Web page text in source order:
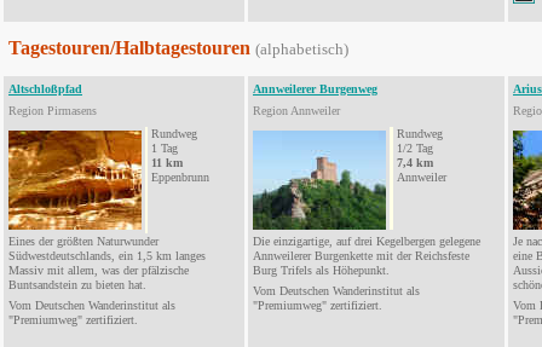
Tagestouren/Halbtagestouren (alphabetisch)
Altschloßpfad
Region Pirmasens
Rundweg
1 Tag
11 km
Eppenbrunn
Eines der größten Naturwunder
Südwestdeutschlands, ein 1,5 km langes
Massiv mit allem, was der pfälzische
Buntsandstein zu bieten hat.
Vom Deutschen Wanderinstitut als
"Premiumweg" zertifiziert.
Annweilerer Burgenweg
Region Annweiler
Rundweg
1/2 Tag
7,4 km
Annweiler
Die einzigartige, auf drei Kegelbergen gelegene
AnnweilererBurgenkette mit der Reichsfeste
Burg Trifels als Höhepunkt
Vom Deutschen Wanderinstitut als
"Premiumweg" zertifiziert.
Je
eine
Vom